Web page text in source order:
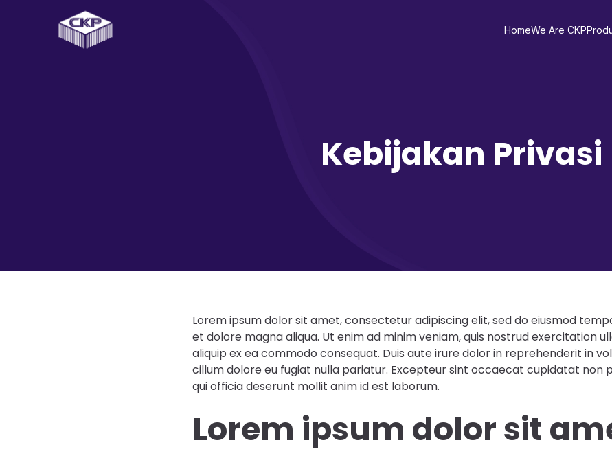
HomeWe Are CKP
Kebijakan Privasi
Lorem ipsum dolor sit amet, consectetur adipiscing elit, sed do eiusmod
et dolore magna aliqua. Ut enim ad minim veniam, quis nostrud exercitation
aliquip ex ea commodo consequat. Duis aute irure dolor in reprehenderit in
cillum dolore eu fugiat nulla pariatur. Excepteur sint occaecat cupidatat non
qui officia deserunt mollit anim id est laborum.
Lorem ipsum dolor sit